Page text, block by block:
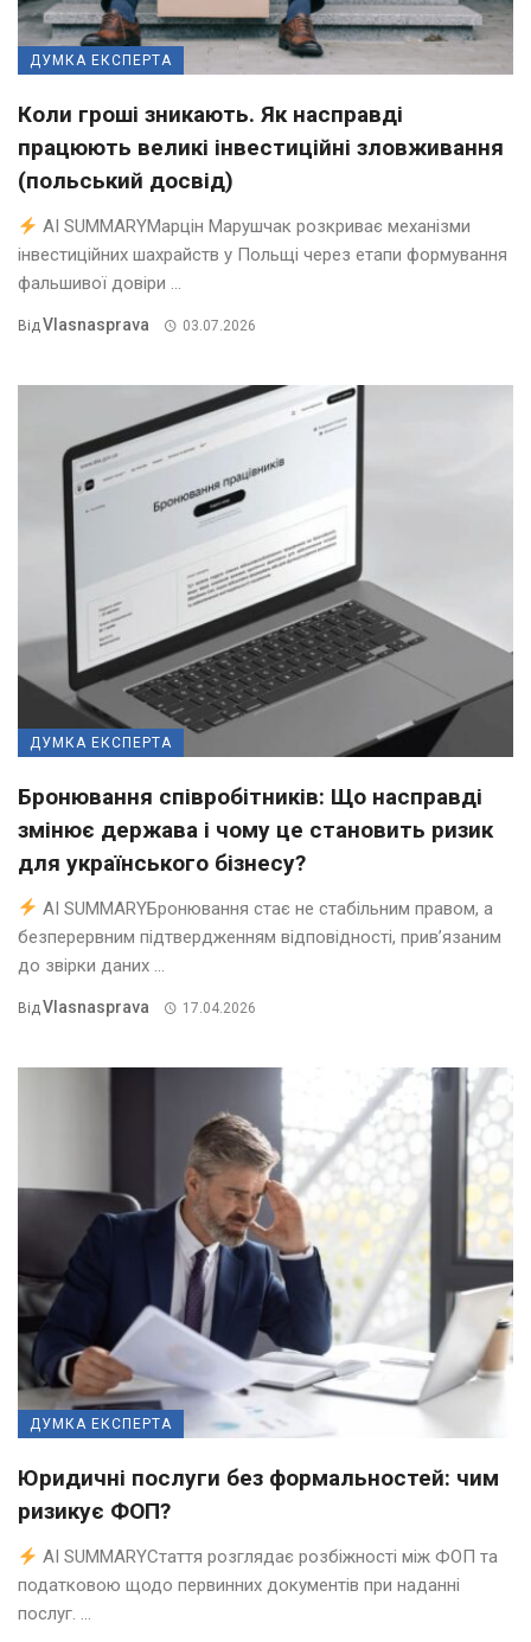
ДУМКА ЕКСПЕРТА
Коли гроші зникають. Як насправді
працюють великі інвестиційні зловживання
(польський досвід)
AI SUMMARYМарцін Марушчак розкриває механізми
інвестиційних шахрайств у Польщі через етапи формування
фальшивої довіри ...
ВідVlasnasprava 03.07.2026
ДУМКА ЕКСПЕРТА
Бронювання співробітників: Що насправді
змінює держава і чому це становить ризик
для українського бізнесу?
AI SUMMARYБронювання стає не стабільним правом, а
безперервним підтвердженням відповідності, прив’язаним
до звірки даних ...
ВідVlasnasprava 17.04.2026
ДУМКА ЕКСПЕРТА
Юридичні послуги без формальностей: чим
ризикує ФОП?
AI SUMMARYСтаття розглядає розбіжності між ФОП та
податковою щодо первинних документів при наданні
послуг. ...